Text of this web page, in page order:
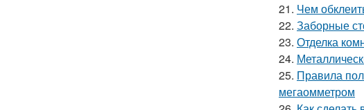
21. Чем
22. Заборные
23. Отделка
24.
25. Правила
мегаомметром